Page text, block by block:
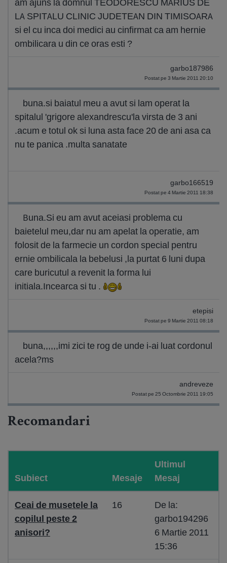
LA SPITALU CLINIC JUDETEAN DIN TIMISOARA
si el cu inca doi medici au cinfirmat ca am hernie
ombilicara u din ce oras esti ?
garbo187986
Postat pe 3 Martie 2011 20:10
buna.si baiatul meu a avut si lam operat la
spitalul 'grigore alexandrescu'la virsta de 3 ani
.acum e totul ok si luna asta face 20 de ani asa ca
nu te panica .multa sanatate
garbo166519
Postat pe 4 Martie 2011 18:38
Buna.Si eu am avut aceiasi problema cu
baietelul meu,dar nu am apelat la operatie, am
folosit de la farmecie un cordon special pentru
ernie ombilicala la bebelusi ,la purtat 6 luni dupa
care buricutul a revenit la forma lui
initiala.Incearca si tu .
etepisi
Postat pe 9 Martie 2011 08:18
buna,,,,,,imi zici te rog de unde i-ai luat cordonul
acela?ms
andreveze
Postat pe 25 Octombrie 2011 19:05
Recomandari
Subiect Mesaje
Ultimul
Mesaj
Ceai de musetele la
copilul peste 2
anisori?
16
De la:
garbo194296
6 Martie 2011
15:36